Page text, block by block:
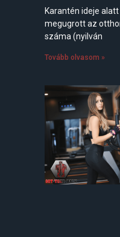
Karantén ideje
megugrott az
száma (nyilván
Tovább olvasom »